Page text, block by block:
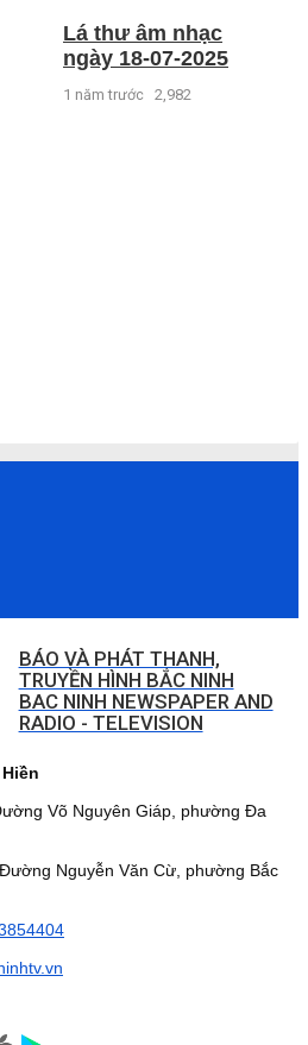
Lá thư âm nhạc
ngày 18-07-2025
1 năm trước 2,982
BÁO VÀ PHÁT THANH,
TRUYỀN HÌNH BẮC NINH
BAC NINH NEWSPAPER AND
RADIO - TELEVISION
Võ Nguyên Giáp, phường Đa
Nguyễn Văn Cừ, phường Bắc